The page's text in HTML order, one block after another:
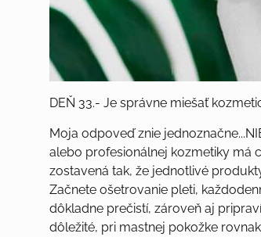
DEŇ 33.- Je správne miešať
Moja odpoveď znie
alebo profesionálnej kozmetiky má
zostavená tak, že jednotlivé
Začnete ošetrovanie pleti,
dôkladne prečistí, zároveň aj
dôležité, pri mastnej pokožke